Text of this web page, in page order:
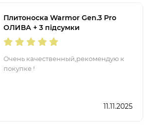
Плитоноска Warmor Gen.3 Pro
ОЛИВА + 3 підсумки
Очень качественный,рекомендую к
покупке !
11.11.2025